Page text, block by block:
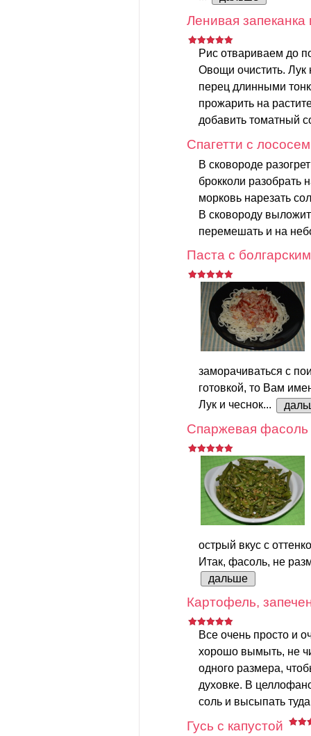
Ленивая
Рис отвариваем до
Овощи очистить. Лук
перец длинными
прожарить на
добавить томатный
Спагетти с
В сковороде
брокколи разобрать
морковь нарезать
В сковороду
перемешать и на
Паста с
заморачиваться с
готовкой, то Вам
Лук и чеснок...
Спаржевая
острый вкус с
Итак, фасоль, не
дальше
Картофель,
Все очень просто и
хорошо вымыть, не
одного размера,
духовке. В
соль и высыпать
Гусь с капустой